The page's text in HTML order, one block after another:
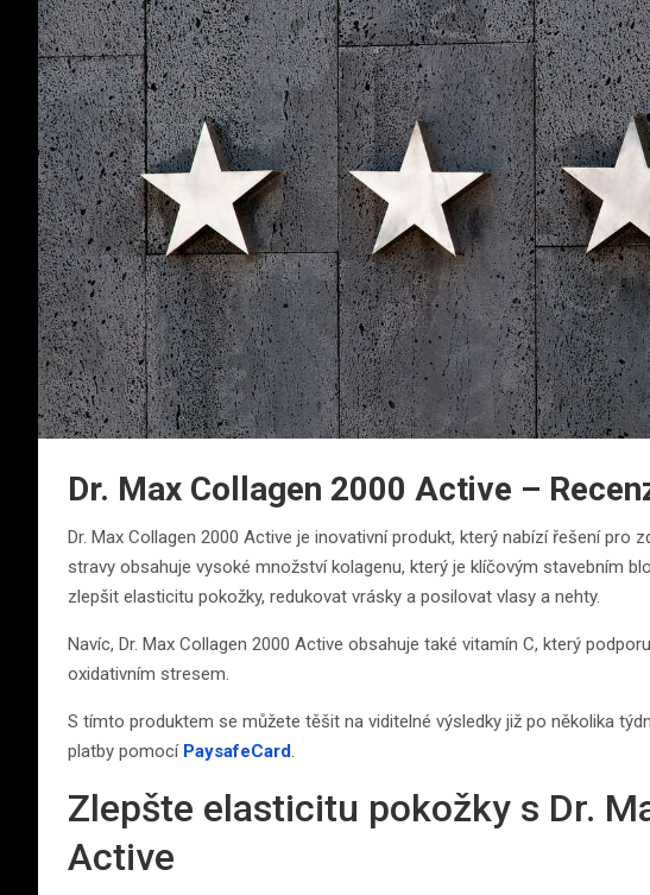
Dr. Max Collagen 2000 Active –
Dr. Max Collagen 2000 Active je inovativní produkt, který nabízí řešení pro
stravy obsahuje vysoké množství kolagenu, který je klíčovým stavebním
zlepšit elasticitu pokožky, redukovat vrásky a posilovat vlasy a nehty.
Navíc, Dr. Max Collagen 2000 Active obsahuje také vitamín C, který
oxidativním stresem.
S tímto produktem se můžete těšit na viditelné výsledky již po několika
platby pomocí PaysafeCard.
Zlepšte elasticitu pokožky s Dr.
Active